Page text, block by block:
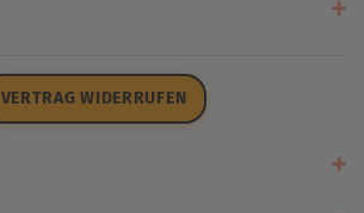
VERTRAG WIDERRUFEN